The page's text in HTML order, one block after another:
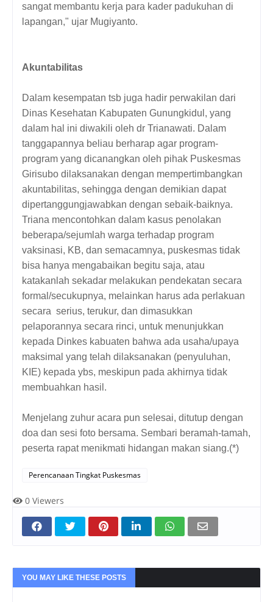
sangat membantu kerja para kader padukuhan di
lapangan," ujar Mugiyanto.
Akuntabilitas
Dalam kesempatan tsb juga hadir perwakilan dari
Dinas Kesehatan Kabupaten Gunungkidul, yang
dalam hal ini diwakili oleh dr Trianawati. Dalam
tanggapannya beliau berharap agar program-
program yang dicanangkan oleh pihak Puskesmas
Girisubo dilaksanakan dengan mempertimbangkan
akuntabilitas, sehingga dengan demikian dapat
dipertanggungjawabkan dengan sebaik-baiknya.
Triana mencontohkan dalam kasus penolakan
beberapa/sejumlah warga terhadap program
vaksinasi, KB, dan semacamnya, puskesmas tidak
bisa hanya mengabaikan begitu saja, atau
katakanlah sekadar melakukan pendekatan secara
formal/secukupnya, melainkan harus ada perlakuan
secara serius, terukur, dan dimasukkan
pelaporannya secara rinci, untuk menunjukkan
kepada Dinkes kabuaten bahwa ada usaha/upaya
maksimal yang telah dilaksanakan (penyuluhan,
KIE) kepada ybs, meskipun pada akhirnya tidak
membuahkan hasil.
Menjelang zuhur acara pun selesai, ditutup dengan
doa dan sesi foto bersama. Sembari beramah-tamah,
peserta rapat menikmati hidangan makan siang.(*)
Perencanaan Tingkat Puskesmas
0 Viewers
YOU MAY LIKE THESE POSTS